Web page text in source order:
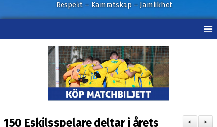
Respekt – Kamratskap – Jämlikhet
BILDER ESKILSCUPEN
>
<
150 Eskilsspelare deltar i årets